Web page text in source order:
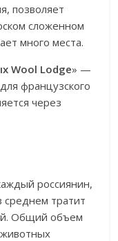
позволяет
сложенном
много места.
Wool Lodge» —
французского
через
россиянин,
тратит
Общий объем